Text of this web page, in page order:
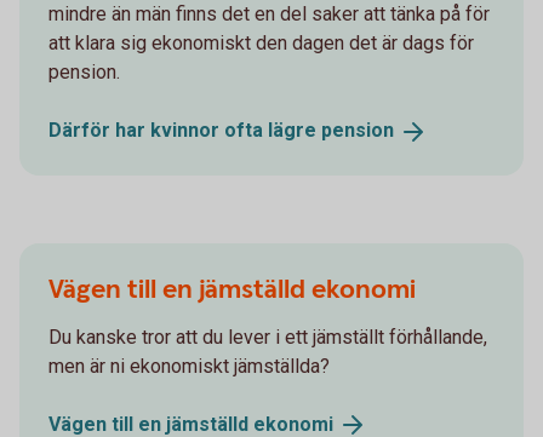
mindre än män finns det en del saker att tänka på för
att klara sig ekonomiskt den dagen det är dags för
pension.
Därför har kvinnor ofta lägre pension
Vägen till en jämställd ekonomi
Du kanske tror att du lever i ett jämställt förhållande,
men är ni ekonomiskt jämställda?
Vägen till en jämställd ekonomi